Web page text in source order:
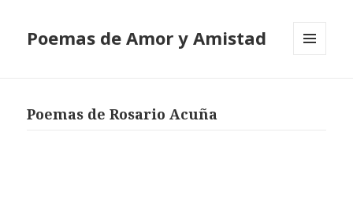
Poemas de Amor y Amistad
Poemas de Rosario Acuña